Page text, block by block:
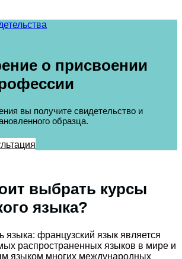
о присвоении
вы получите свидетельство и
образца.
выбрать курсы
языка?
языка: французский язык является
распространенных языков в мире и
языком многих международных